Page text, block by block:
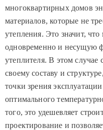
многоквартирных домов
материалов, которые не
утепления. Это значит,
одновременно и несущую
утеплителя. В этом случае
своему составу и
точки зрения
оптимального
того, это удешевляет
проектирование и